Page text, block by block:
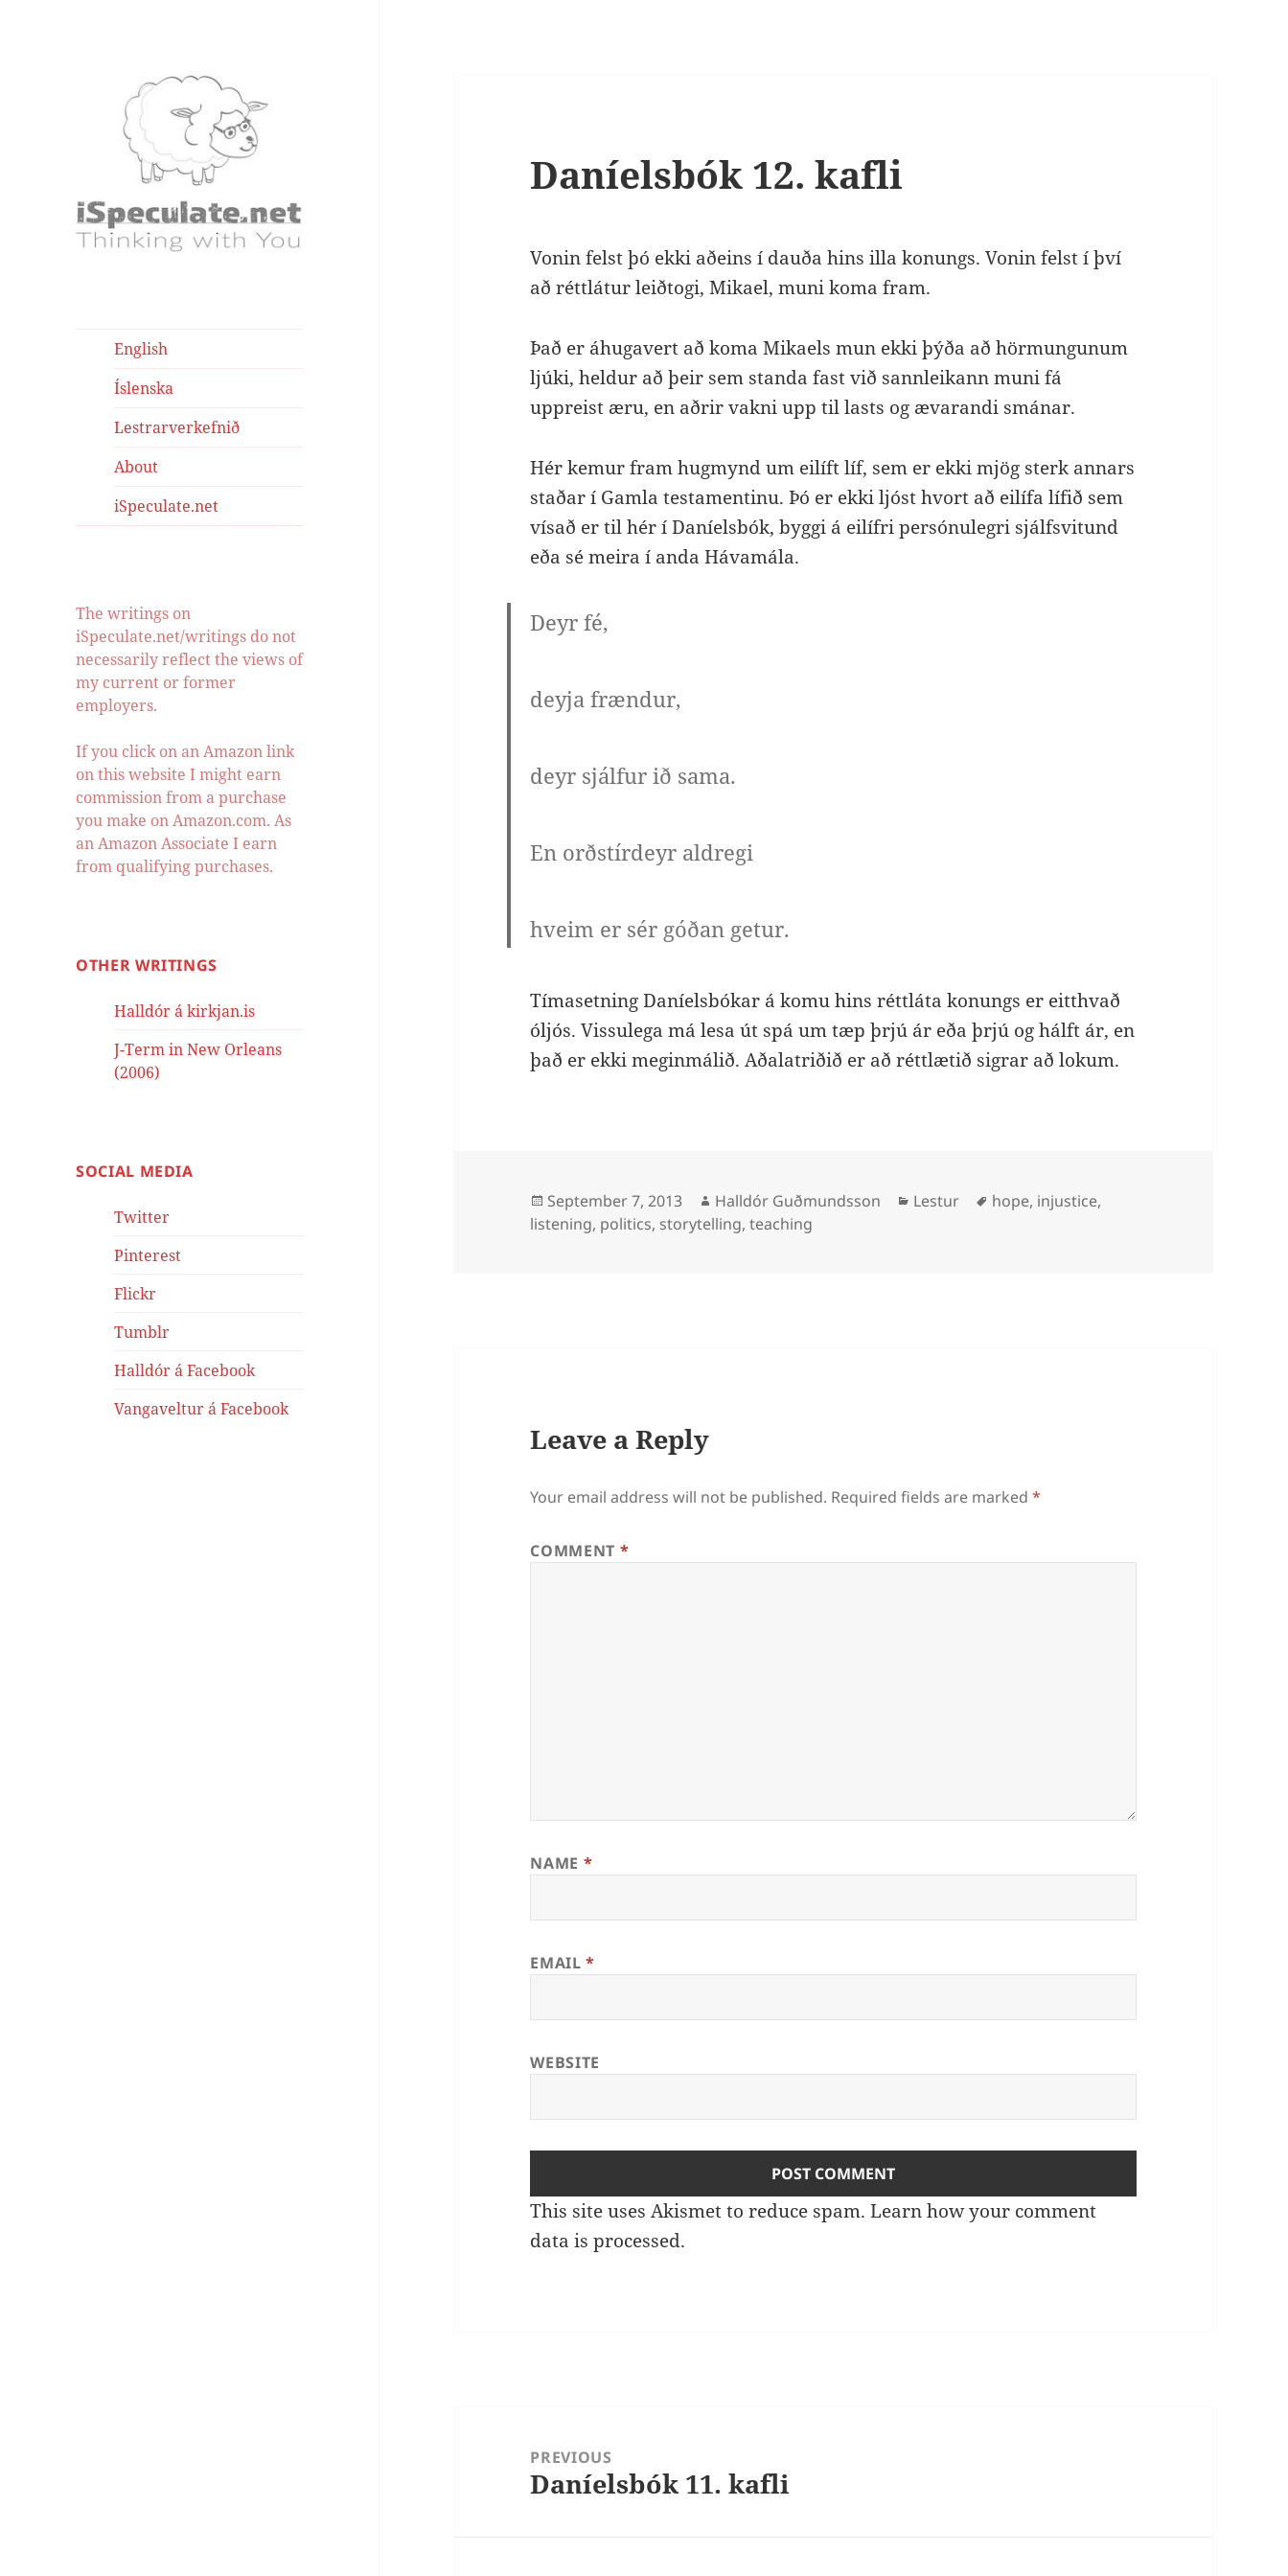
English
Íslenska
Lestrarverkefnið
About
iSpeculate.net
The writings on
iSpeculate.net/writings do not
necessarily reflect the views of
my current or former
employers.
If you click on an Amazon link
on this website I might earn
commission from a purchase
you make on Amazon.com. As
an Amazon Associate I earn
from qualifying purchases.
OTHER WRITINGS
Halldór á kirkjan.is
J-Term in New Orleans
(2006)
SOCIAL MEDIA
Twitter
Pinterest
Flickr
Tumblr
Halldór á Facebook
Vangaveltur á Facebook
Daníelsbók 12. kafli
Vonin felst þó ekki aðeins í dauða hins illa konungs. Vonin felst í því
að réttlátur leiðtogi, Mikael, muni koma fram.
Það er áhugavert að koma Mikaels mun ekki þýða að hörmungunum
ljúki, heldur að þeir sem standa fast við sannleikann muni fá
uppreist æru, en aðrir vakni upp til lasts og ævarandi smánar.
Hér kemur fram hugmynd um eilíft líf, sem er ekki mjög sterk annars
staðar í Gamla testamentinu. Þó er ekki ljóst hvort að eilífa lífið sem
vísað er til hér í Daníelsbók, byggi á eilífri persónulegri sjálfsvitund
eða sé meira í anda Hávamála.
Deyr fé,
deyja frændur,
deyr sjálfur ið sama.
En orðstírdeyr aldregi
hveim er sér góðan getur.
Tímasetning Daníelsbókar á komu hins réttláta konungs er eitthvað
óljós. Vissulega má lesa út spá um tæp þrjú ár eða þrjú og hálft ár, en
það er ekki meginmálið. Aðalatriðið er að réttlætið sigrar að lokum.
Posted
on
September 7, 2013 Author
Halldór Guðmundsson Categories
Lestur Tags
hope, injustice,
listening, politics, storytelling,teaching
Leave a Reply
Your email address will not be published. Required fields are marked*
COMMENT *
NAME *
EMAIL*
WEBSITE
This site uses Akismet to reduce spam.Learn how your comment
data is processed.
navigationPREVIOUS
Previous
Daníelsbók 11. kafli